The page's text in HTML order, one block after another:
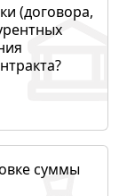
(договора,
суммы